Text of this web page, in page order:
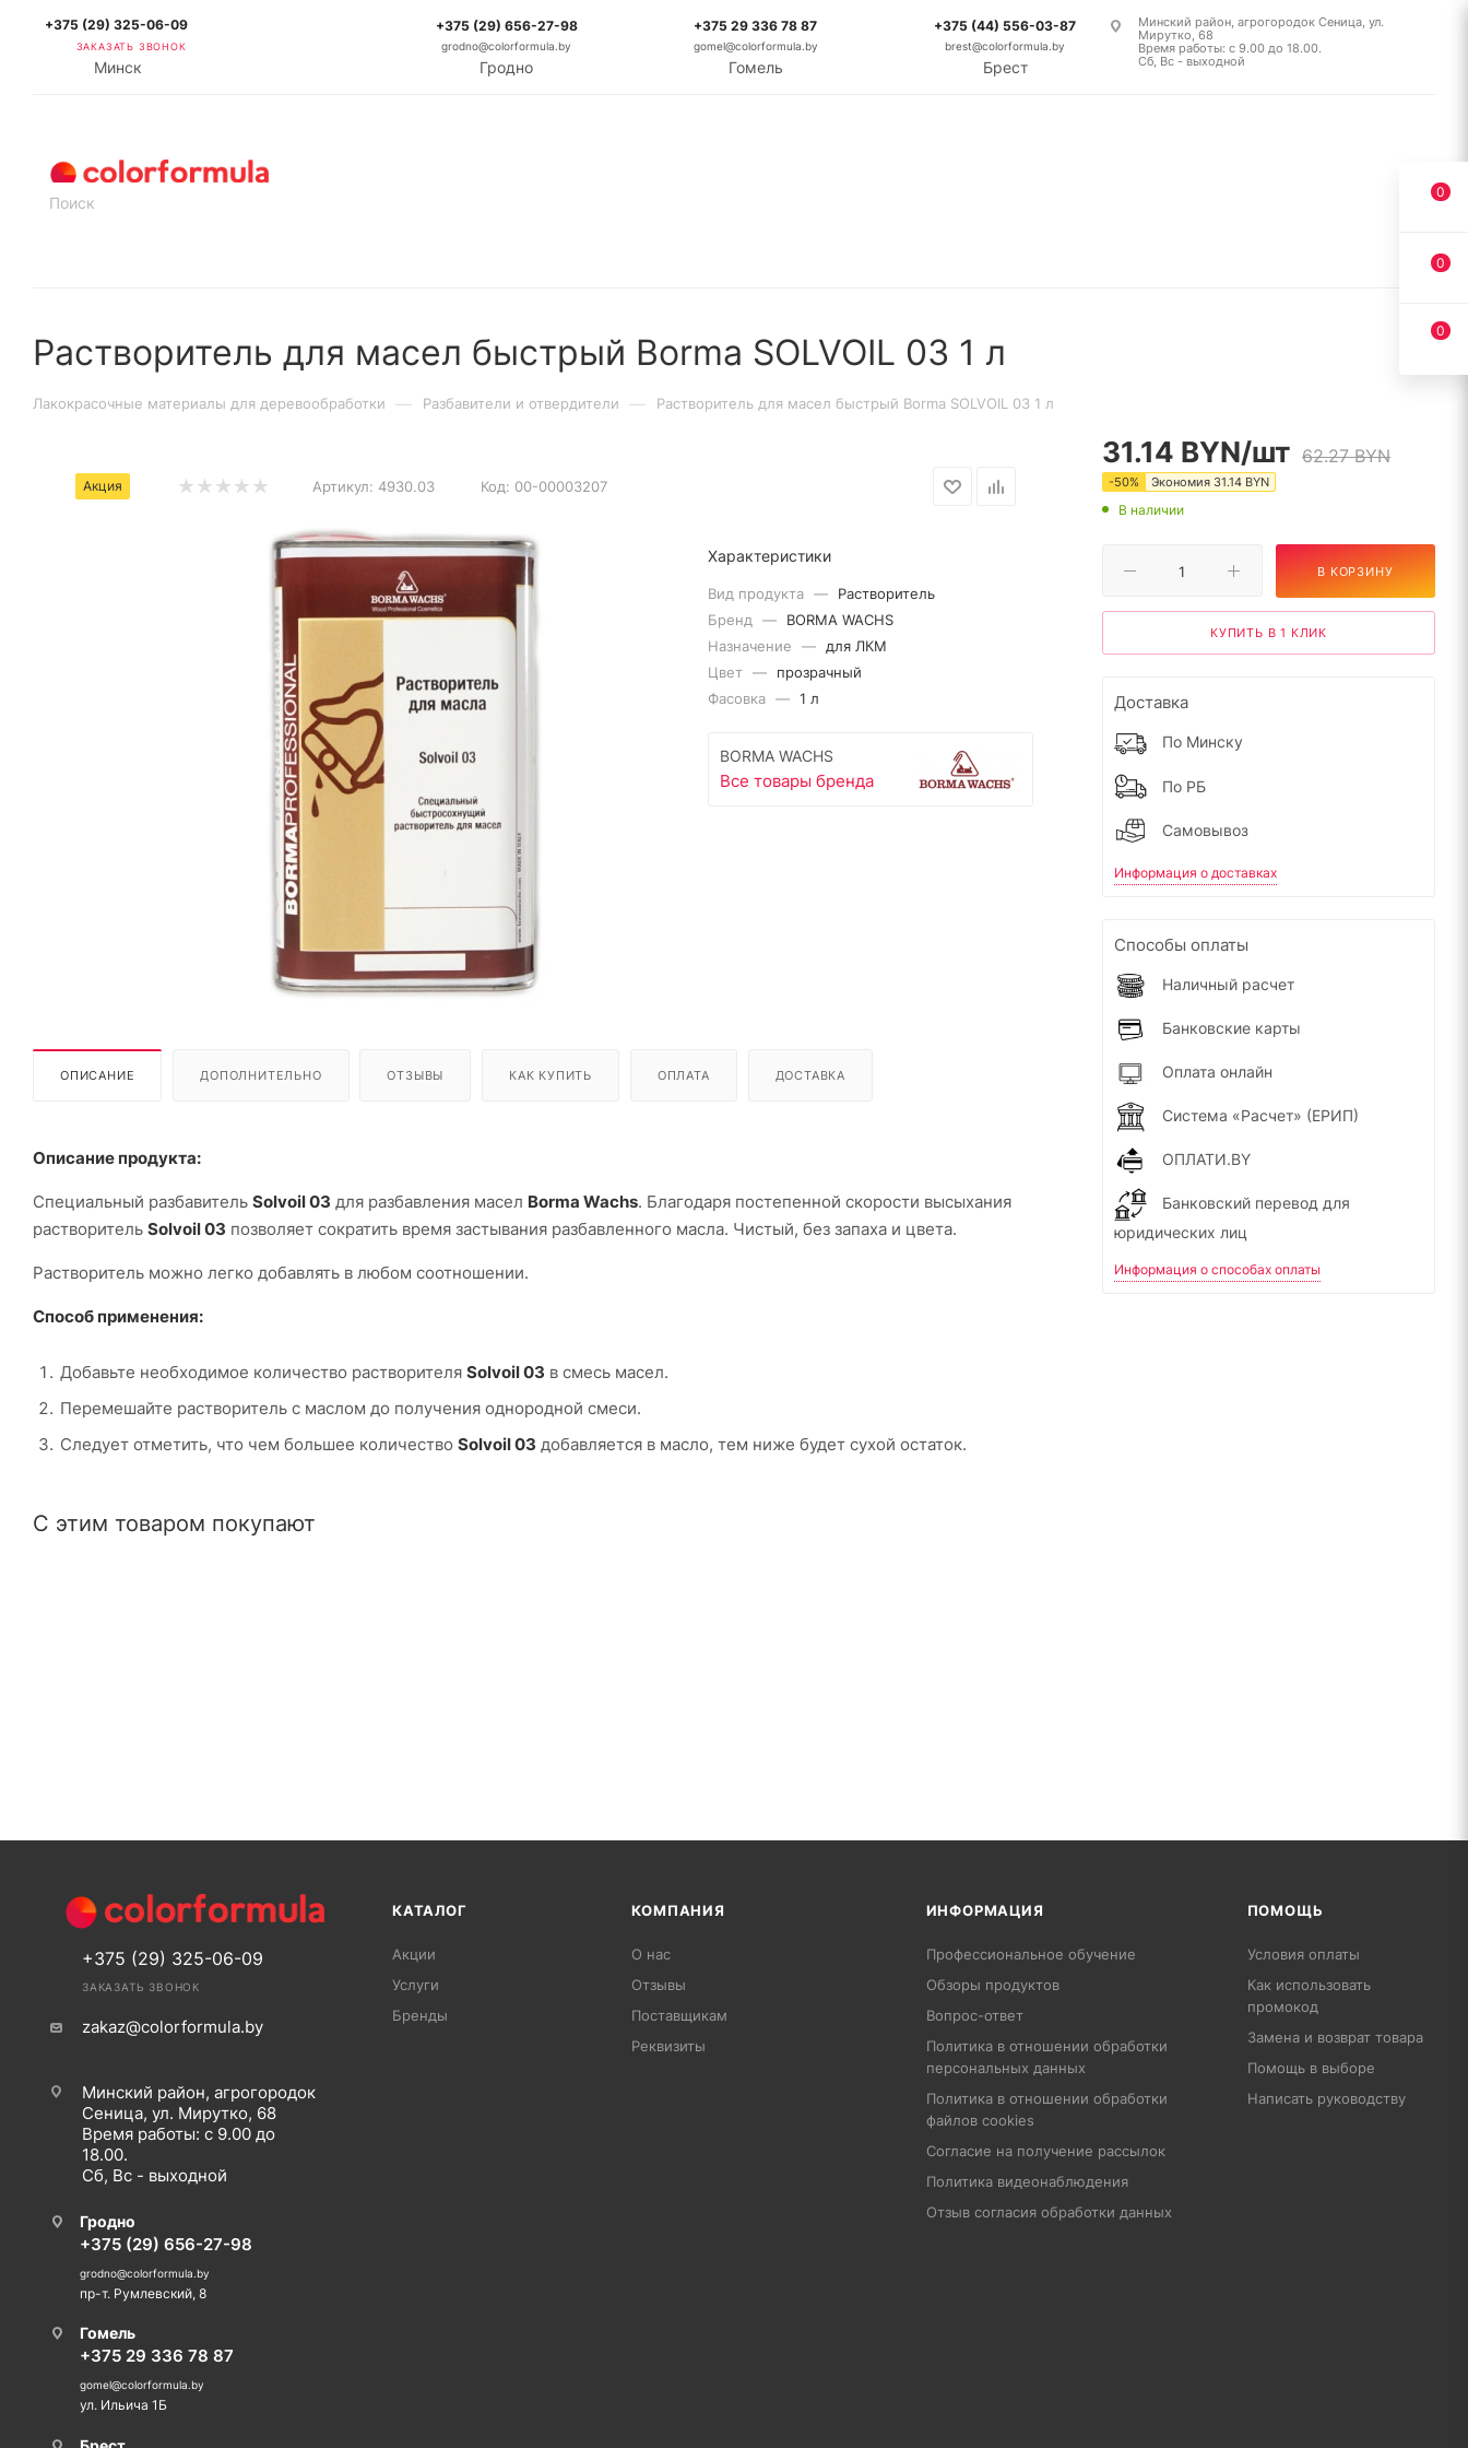
+375 (29) 325-06-09
ЗАКАЗАТЬ ЗВОНОК
Минск
+375 (29) 656-27-98
grodno@colorformula.by
Гродно
+375 29 336 78 87
gomel@colorformula.by
Гомель
+375 (44) 556-03-87
brest@colorformula.by
Брест
Минский район, агрогородок Сеница, ул.
Мирутко, 68
Время работы: с 9.00 до 18.00.
Сб, Вс - выходной
Растворитель для масел быстрый Borma SOLVOIL 03 1 л
Лакокрасочные материалы для деревообработки — Разбавители и отвердители — Растворитель для масел быстрый Borma SOLVOIL 03 1 л
Акция Артикул: 4930.03 Код: 00-00003207
Характеристики
Вид продукта —
Растворитель
Бренд
—
BORMA WACHS
Назначение
—
для ЛКМ
Цвет —
прозрачный
Фасовка — 1 л
BORMA WACHS
Все товары бренда
ОПИСАНИЕ ДОПОЛНИТЕЛЬНО ОТЗЫВЫ КАК КУПИТЬ ОПЛАТА ДОСТАВКА
Описание продукта:
Специальный разбавитель Solvoil 03 для разбавления масел Borma Wachs. Благодаря постепенной скорости высыхания
растворитель Solvoil 03 позволяет сократить время застывания разбавленного масла. Чистый, без запаха и цвета.
Растворитель можно легко добавлять в любом соотношении.
Способ применения:
Добавьте необходимое количество растворителя Solvoil 03 в смесь масел.
Перемешайте растворитель с маслом до получения однородной смеси.
Следует отметить, что чем большее количество Solvoil 03 добавляется в масло, тем ниже будет сухой остаток.
С этим товаром покупают
31.14 BYN/шт 62.27BYN
-50% Экономия 31.14 BYN
В наличии
В КОРЗИНУ
КУПИТЬ В 1 КЛИК
Доставка
По Минску
По РБ
Самовывоз
Информация о доставках
Способы оплаты
Наличный расчет
Банковские карты
Оплата онлайн
Система «Расчет» (ЕРИП)
ОПЛАТИ.BY
Банковский перевод для
юридических лиц
Информация о способах оплаты
+375 (29) 325-06-09
ЗАКАЗАТЬ ЗВОНОК
zakaz@colorformula.by
Минский район, агрогородок
Сеница, ул. Мирутко, 68
Время работы: с 9.00 до
18.00.
Сб, Вс - выходной
Гродно
+375 (29) 656-27-98
grodno@colorformula.by
пр-т. Румлевский, 8
Гомель
+375 29 336 78 87
gomel@colorformula.by
ул. Ильича 1Б
КАТАЛОГ
Акции
Услуги
Бренды
КОМПАНИЯ
О нас
Отзывы
Поставщикам
Реквизиты
ИНФОРМАЦИЯ
Профессиональное обучение
Обзоры продуктов
Вопрос-ответ
Политика в отношении обработки
персональных данных
Политика в отношении обработки
файлов cookies
Согласие на получение рассылок
Политика видеонаблюдения
Отзыв согласия обработки данных
ПОМОЩЬ
Условия оплаты
Как использовать
промокод
Замена и возврат товара
Помощь в выборе
Написать руководству
0
0
0